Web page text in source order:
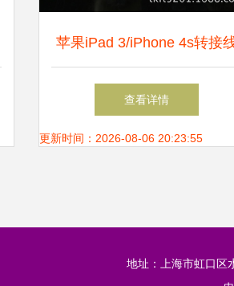
苹果iPad 3/iPhone 4s转接
配件 iPad 2转HDMI高清线连
接方案分析
查看详情
更新时间：2026-08-06 20:23:55
地址：上海市虹口区